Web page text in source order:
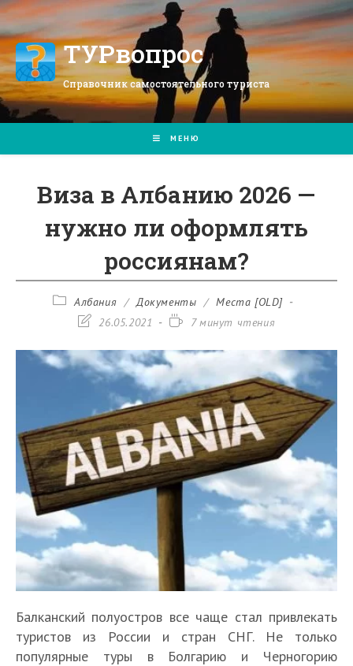
Перейти
к
содержимомуТУРвопрос
Справочник самостоятельного туриста
МЕНЮ
Виза в Албанию 2026 —
нужно ли оформлять
россиянам?
Рубрика
записи:
Албания / Документы / Места [OLD]
Запись26.05.2021
Время7 минут чтения
Балканский полуостров все чаще стал привлекать
туристов из России и стран СНГ. Не только
популярные туры в Болгарию и Черногорию